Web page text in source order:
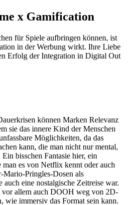
x Gamification
für Spiele aufbringen können, ist
in der Werbung wirkt. Ihre Liebe
Erfolg der Integration in Digital Out
können Marken Relevanz
sie das innere Kind der Menschen
Möglichkeiten, da das
kann, die man nicht nur mental,
bisschen Fantasie hier, ein
man es von Netflix kennt oder auch
Mario-Pringles-Dosen als
eine nostalgische Zeitreise war.
allem auch DOOH weg von 2D-
wie immersiv das Format sein kann.